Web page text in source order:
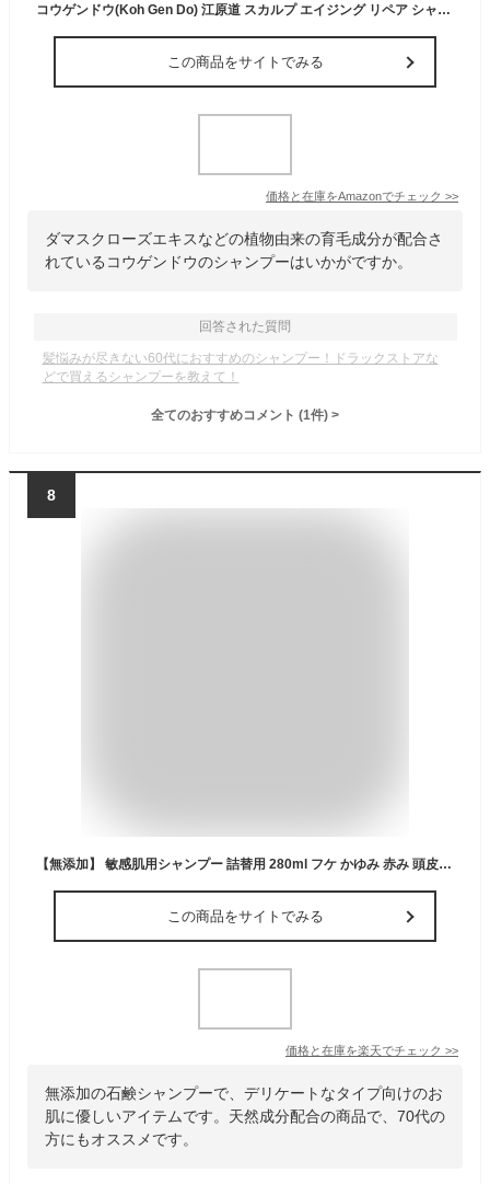
コウゲンドウ(Koh Gen Do) 江原道 スカルプ エイジング リペア シャンプー フローラル&ウッディ 200ミリリットル (x 1)
この商品をサイトでみる
価格と在庫をAmazonでチェック >>
ダマスクローズエキスなどの植物由来の育毛成分が配合さ
れているコウゲンドウのシャンプーはいかがですか。
回答された質問
髪悩みが尽きない60代におすすめのシャンプー！ドラックストアな
どで買えるシャンプーを教えて！
全てのおすすめコメント (1件) >
8
【無添加】 敏感肌用シャンプー 詰替用 280ml フケ かゆみ 赤み 頭皮 地肌 ケア 優しい 低刺激 アトピー 弱アルカリ性 石鹸シャンプー 無香料 無着色 防腐剤不使用 子供 男性 メンズも 夏 泡立ち 送料無料 天然成分 20代 30代 40代 50代 60代 70代
この商品をサイトでみる
価格と在庫を楽天でチェック >>
無添加の石鹸シャンプーで、デリケートなタイプ向けのお
肌に優しいアイテムです。天然成分配合の商品で、70代の
方にもオススメです。